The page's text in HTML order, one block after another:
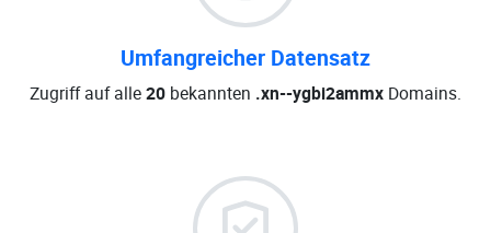
Umfangreicher Datensatz
Zugriff auf alle20 bekannten .xn--ygbi2ammx Domains.